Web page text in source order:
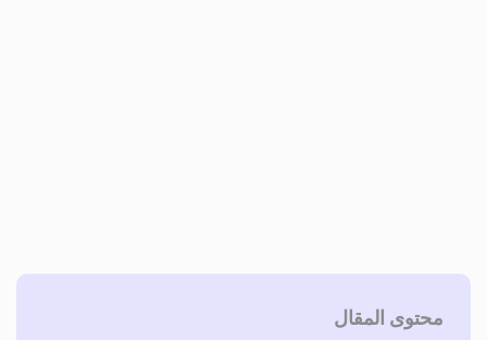
محتوى المقال